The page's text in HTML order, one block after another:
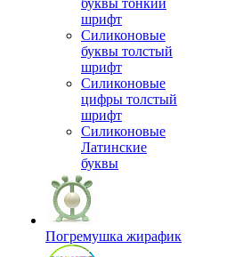
буквы тонкий
шрифт
Силиконовые
буквы толстый
шрифт
Силиконовые
цифры толстый
шрифт
Силиконовые
Латинские
буквы
Погремушка жирафик